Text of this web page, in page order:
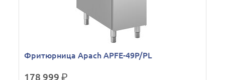
Фритюрница Apach APFE-49P/PL
178 999р.